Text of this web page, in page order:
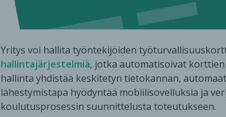
Yritys voi hallita työntekijöiden
hallintajärjestelmiä, jotka automatisoivat
hallinta yhdistää keskitetyn tietokannan,
lähestymistapa hyödyntää mobiilisovelluksia ja
koulutusprosessin suunnittelusta toteutukseen.